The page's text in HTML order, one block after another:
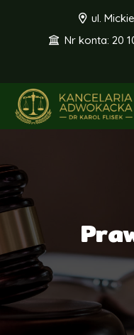
ul.
Nr konta: 20